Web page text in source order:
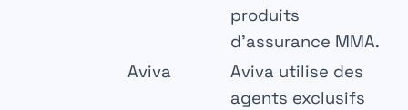
produits
d’assurance MMA.
Aviva
Aviva utilise des
agents exclusifs